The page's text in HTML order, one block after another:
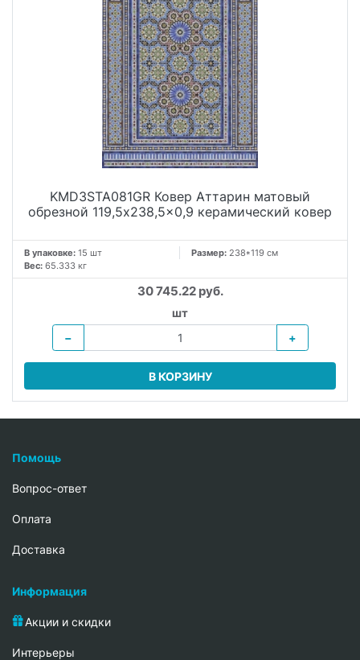
композиции, и при детальном рассмотрении с близкого
Этот великолепный керамический декор станет истинным
украшением частного дома, спа-зоны, хаммама или
бассейна, а также подчеркнет аутентичность атмосферы в
ресторане восточной кухни. В отличие от трудоемкой в
исполнении традиционной мозаики, керамический гранит
Morocco "Аттарин" не требует дорогостоящей и сложной
укладки, при этом на долгие годы сохраняет безупречную
четкость узора и глубину насыщенных оттенков.
KMD3STA081GR Ковер Аттарин матовый
обрезной 119,5x238,5x0,9 керамический ковер
В упаковке: 15 шт Размер: 238*119 см
Вес: 65.333 кг
30 745.22 руб.
шт
−
+
В КОРЗИНУ
Помощь
Вопрос-ответ
Oплата
Доставка
Информация
Акции и скидки
Интерьеры